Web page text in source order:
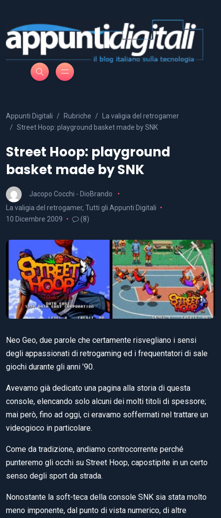
Appunti Digitali Rubriche
La valigia del retrogamer
Street Hoop: playground basket made by SNK
Street Hoop: playground
basket made by SNK
Jacopo Cocchi - DioBrando
La valigia del retrogamer, Tutti gli Appunti Digitali
10 Dicembre 2009
(8)
Neo Geo, due parole che certamente risvegliano i sensi
degli appassionati di retrogaming ed i frequentatori di sale
giochi durante gli anni ’90.
Avevamo già dedicato una pagina alla storia di questa
console, elencando solo alcuni dei molti titoli di spessore;
mai però, fino ad oggi, ci eravamo soffermati nel trattare un
videogioco in particolare.
Come da tradizione, andiamo controcorrente perché
punteremo gli occhi su Street Hoop, capostipite in un certo
senso degli sport da strada.
Nonostante la soft-teca della console SNK sia stata molto
meno imponente, dal punto di vista numerico, di altre